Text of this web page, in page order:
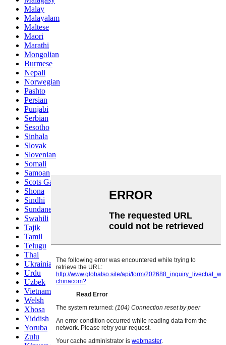
Malay
Malayalam
Maltese
Maori
Marathi
Mongolian
Burmese
Nepali
Norwegian
Pashto
Persian
Punjabi
Serbian
Sesotho
Sinhala
Slovak
Slovenian
Somali
Samoan
Scots Gaelic
Shona
Sindhi
Sundanese
Swahili
Tajik
Tamil
Telugu
Thai
Ukrainian
Urdu
Uzbek
Vietnamese
Welsh
Xhosa
Yiddish
Yoruba
Zulu